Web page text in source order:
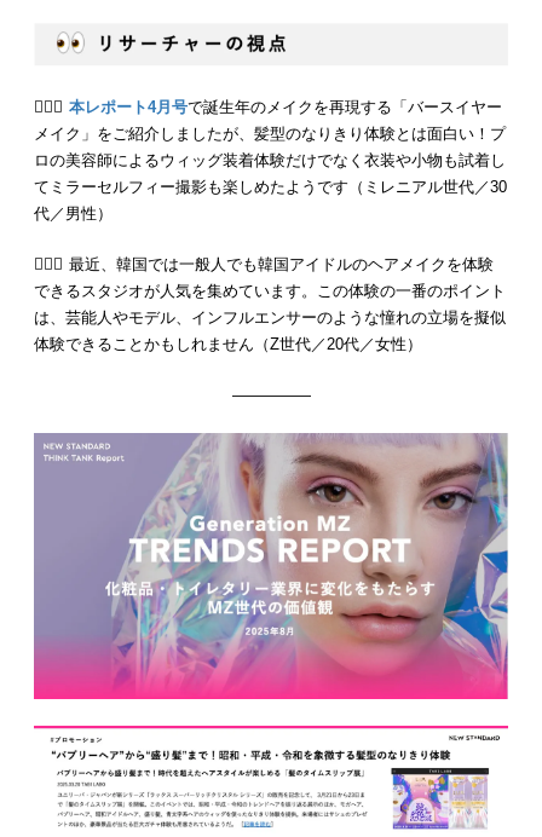
💁🏻‍♂️ 本レポート4月号で誕生年のメイクを再現する「バースイヤー
メイク」をご紹介しましたが、髪型のなりきり体験とは面白い！プ
ロの美容師によるウィッグ装着体験だけでなく衣装や小物も試着し
てミラーセルフィー撮影も楽しめたようです（ミレニアル世代／30
代／男性）
💁🏻‍♀️ 最近、韓国では一般人でも韓国アイドルのヘアメイクを体験
できるスタジオが人気を集めています。この体験の一番のポイント
は、芸能人やモデル、インフルエンサーのような憧れの立場を擬似
体験できることかもしれません（Z世代／20代／女性）
—————